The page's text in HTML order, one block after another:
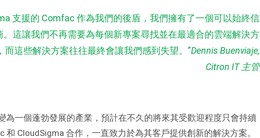
支援的 Comfac 作為我們的後盾，我們擁有了一個可以始終信
。這讓我們不再需要為每個新專案尋找並在最適合的雲端解決方
而這些解決方案往往最終會讓我們感到失望。 ”Dennis Buenviaje,
Citron IT 主管
為一個蓬勃發展的產業，預計在不久的將來其受歡迎程度只會持續
和 CloudSigma 合作，一直致力於為其客戶提供創新的解決方案。